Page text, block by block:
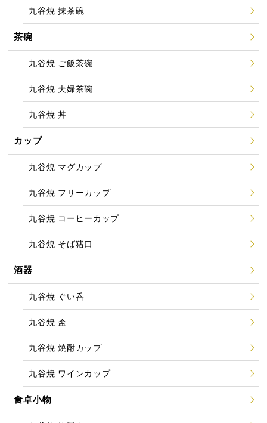
九谷焼 抹茶碗
茶碗
九谷焼 ご飯茶碗
九谷焼 夫婦茶碗
九谷焼 丼
カップ
九谷焼 マグカップ
九谷焼 フリーカップ
九谷焼 コーヒーカップ
九谷焼 そば猪口
酒器
九谷焼 ぐい呑
九谷焼 盃
九谷焼 焼酎カップ
九谷焼 ワインカップ
食卓小物